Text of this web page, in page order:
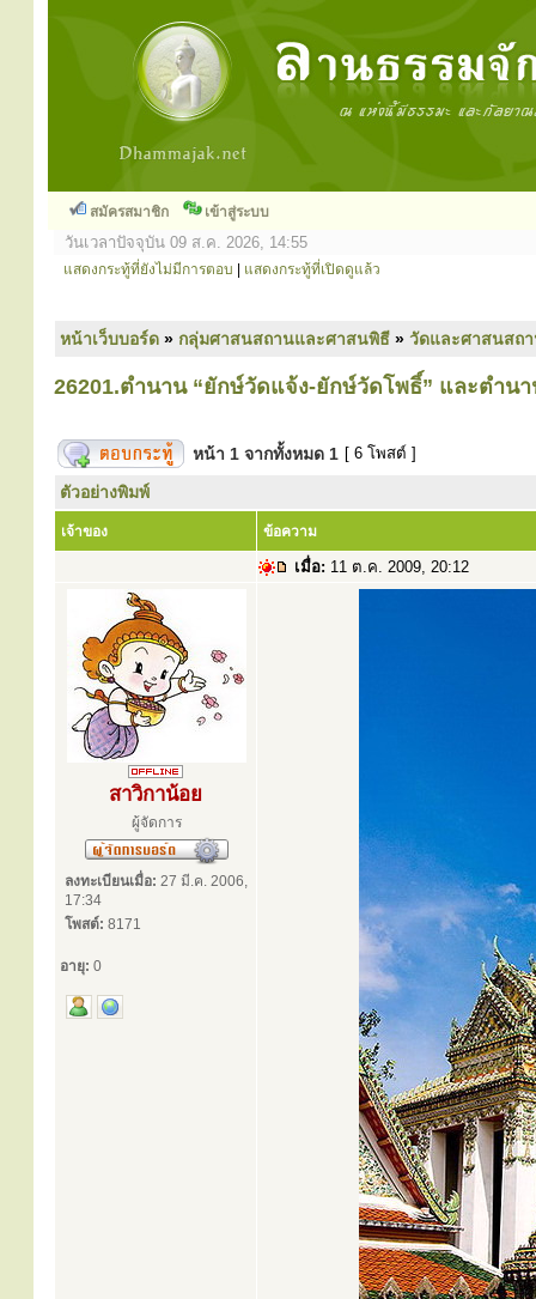
สมัครสมาชิก เข้าสู่ระบบ
วันเวลาปัจจุบัน 09 ส.ค. 2026, 14:55
แสดงกระทู้ที่ยังไม่มีการตอบ แสดงกระทู้ที่เปิดดูแล้ว
หน้าเว็บบอร์ด » กลุ่มศาสนสถานและศาสนพิธี » วัดและศาสนสถ
26201.ตำนาน “ยักษ์วัดแจ้ง-ยักษ์วัดโพธิ์” และตำนา
หน้า 1 จากทั้งหมด 1 [ 6 โพสต์ ]
ตัวอย่างพิมพ์
เจ้าของ ข้อความ
เมื่อ: 11 ต.ค. 2009, 20:12
สาวิกาน้อย
ผู้จัดการ
ลงทะเบียนเมื่อ: 27 มี.ค. 2006,
17:34
โพสต์: 8171
อายุ: 0